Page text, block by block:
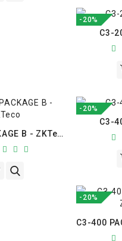
-20%
C3-
C3-200 PACKAGE B - ZKTeco
-20%
C3-
-20%